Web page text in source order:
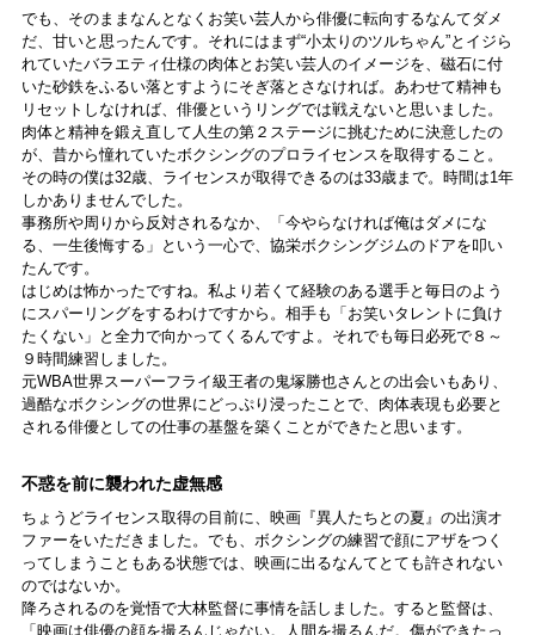
でも、そのままなんとなくお笑い芸人から俳優に転向するなんてダメ
だ、甘いと思ったんです。それにはまず“小太りのツルちゃん”とイジら
れていたバラエティ仕様の肉体とお笑い芸人のイメージを、磁石に付
いた砂鉄をふるい落とすようにそぎ落とさなければ。あわせて精神も
リセットしなければ、俳優というリングでは戦えないと思いました。
肉体と精神を鍛え直して人生の第２ステージに挑むために決意したの
が、昔から憧れていたボクシングのプロライセンスを取得すること。
その時の僕は32歳、ライセンスが取得できるのは33歳まで。時間は1年
しかありませんでした。
事務所や周りから反対されるなか、「今やらなければ俺はダメにな
る、一生後悔する」という一心で、協栄ボクシングジムのドアを叩い
たんです。
はじめは怖かったですね。私より若くて経験のある選手と毎日のよう
にスパーリングをするわけですから。相手も「お笑いタレントに負け
たくない」と全力で向かってくるんですよ。それでも毎日必死で８～
９時間練習しました。
元WBA世界スーパーフライ級王者の鬼塚勝也さんとの出会いもあり、
過酷なボクシングの世界にどっぷり浸ったことで、肉体表現も必要と
される俳優としての仕事の基盤を築くことができたと思います。
不惑を前に襲われた虚無感
ちょうどライセンス取得の目前に、映画『異人たちとの夏』の出演オ
ファーをいただきました。でも、ボクシングの練習で顔にアザをつく
ってしまうこともある状態では、映画に出るなんてとても許されない
のではないか。
降ろされるのを覚悟で大林監督に事情を話しました。すると監督は、
「映画は俳優の顔を撮るんじゃない。人間を撮るんだ。傷ができたっ